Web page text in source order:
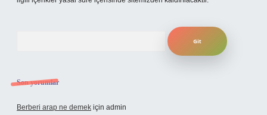
Son yorumlar
Berberi arap ne demek için admin